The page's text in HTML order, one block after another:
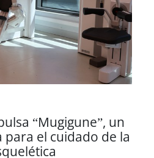
“Mugigune”, un
el cuidado de la